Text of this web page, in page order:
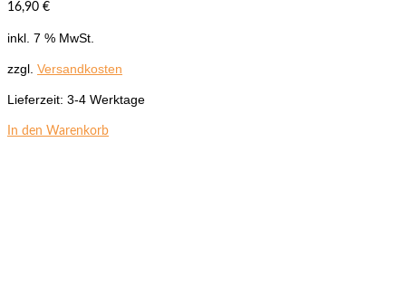
16,90 €
inkl. 7 % MwSt.
zzgl. Versandkosten
Lieferzeit: 3-4 Werktage
In den Warenkorb